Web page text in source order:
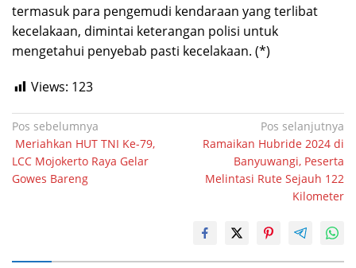
termasuk para pengemudi kendaraan yang terlibat
kecelakaan, dimintai keterangan polisi untuk
mengetahui penyebab pasti kecelakaan. (*)
Views: 123
Navigasi
pos
Pos sebelumnya
Meriahkan HUT TNI Ke-79,
LCC Mojokerto Raya Gelar
Gowes Bareng
Pos selanjutnya
Ramaikan Hubride 2024 di
Banyuwangi, Peserta
Melintasi Rute Sejauh 122
Kilometer